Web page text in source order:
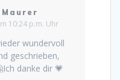
10:24 p.m. Uhr
wundervoll
geschrieben,
danke dir 💗